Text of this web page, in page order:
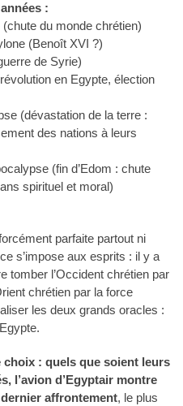
:
du monde chrétien)
(Benoît XVI ?)
de Syrie)
en Egypte, élection
(dévastation de la terre :
des nations à leurs
(fin d’Edom : chute
spirituel et moral)
parfaite partout ni
s’impose aux esprits : il y a
tomber l’Occident chrétien par
chrétien par la force
les deux grands oracles :
choix : quels que soient leurs
l’avion d’Egyptair montre
dernier affrontement, le plus